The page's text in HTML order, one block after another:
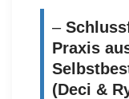
–
Praxis
(Deci &